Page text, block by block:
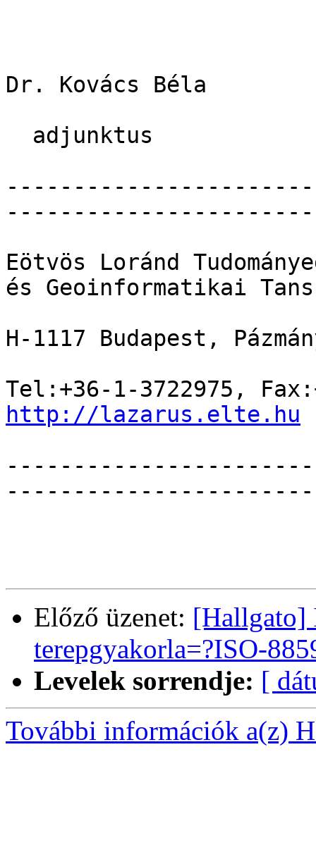
Dr. Kovács Béla
Eötvös Loránd
és Geoinformatikai
H-1117 Budapest,
http://lazarus.elte.hu
Előző üzenet: [Hallgato]
terepgyakorla=?ISO-
Levelek sorrendje: [
További információk a(z)